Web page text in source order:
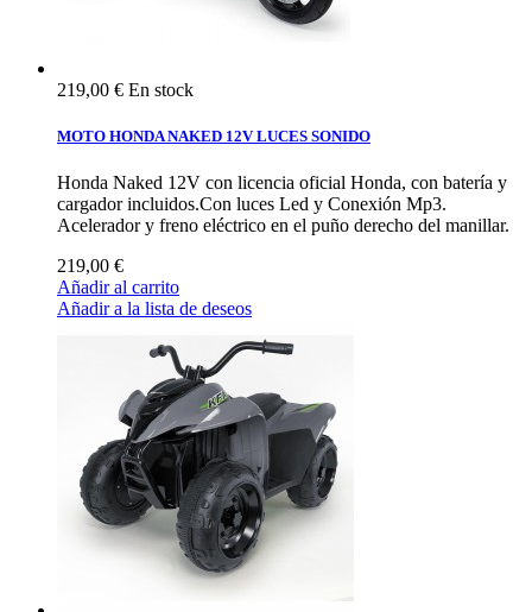
219,00 € En stock
MOTO HONDA NAKED 12V LUCES SONIDO
Honda Naked 12V con licencia oficial Honda, con batería y
cargador incluidos.Con luces Led y Conexión Mp3.
Acelerador y freno eléctrico en el puño derecho del manillar.
219,00 €
Añadir al carrito
Añadir a la lista de deseos